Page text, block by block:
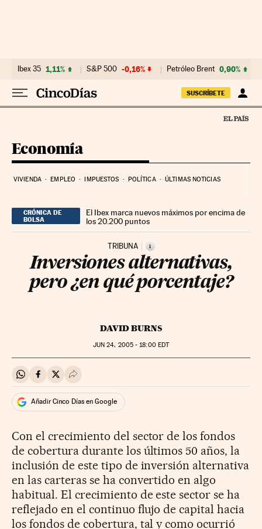
Ibex 35 1,11% S&P 500 -0,16% Petróleo Brent 0,90%
SUSCRÍBETE
Economía
VIVIENDA EMPLEO IMPUESTOS POLÍTICA ÚLTIMAS NOTICIAS
CRÓNICA DE
BOLSA
El Ibex marca nuevos máximos por encima de
los 20.200 puntos
TRIBUNA i
Inversiones alternativas,
pero ¿en qué porcentaje?
DAVID BURNS
JUN 24, 2005 - 18:00EDT
Compartir en Whatsapp
Compartir en Facebook
Compartir en Twitter
Desplegar Redes Sociales
Añadir Cinco Días en Google
Con el crecimiento del sector de los fondos
de cobertura durante los últimos 50 años, la
inclusión de este tipo de inversión alternativa
en las carteras se ha convertido en algo
habitual. El crecimiento de este sector se ha
reflejado en el continuo flujo de capital hacia
los fondos de cobertura, tal y como ocurrió